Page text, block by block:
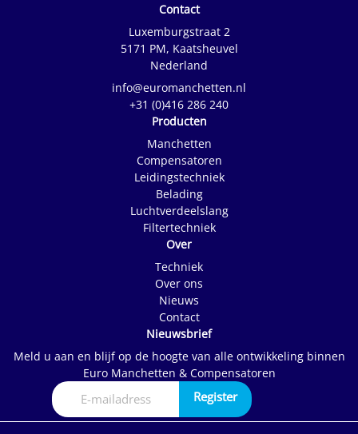
Contact
Luxemburgstraat 2
5171 PM, Kaatsheuvel
Nederland
info@euromanchetten.nl
+31 (0)416 286 240
Producten
Manchetten
Compensatoren
Leidingstechniek
Belading
Luchtverdeelslang
Filtertechniek
Over
Techniek
Over ons
Nieuws
Contact
Nieuwsbrief
Meld u aan en blijf op de hoogte van alle ontwikkeling binnen
Euro Manchetten & Compensatoren